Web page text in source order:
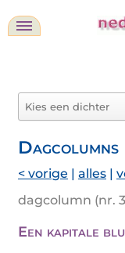
Dagcolumns
< vorige | alles |
dagcolumn (nr.
Een kapitale